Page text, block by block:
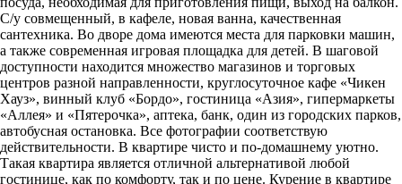
С/у совмещенный, в кафеле, новая ванна, качественная
сантехника. Во дворе дома имеются места для парковки машин,
а также современная игровая площадка для детей. В шаговой
доступности находится множество магазинов и торговых
центров разной направленности, круглосуточное кафе «Чикен
Хауз», винный клуб «Бордо», гостиница «Азия», гипермаркеты
«Аллея» и «Пятерочка», аптека, банк, один из городских парков,
автобусная остановка. Все фотографии соответствую
действительности. В квартире чисто и по-домашнему уютно.
Такая квартира является отличной альтернативой любой
гостинице, как по комфорту, так и по цене. Курение в квартире